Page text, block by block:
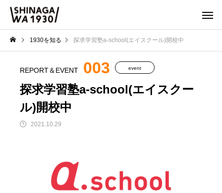
1930を知る 探求学習塾a-school(エイスクール)開校中
REPORT＆EVENT 003 event
探求学習塾a-school(エイスクー
ル)開校中
2021.10.29